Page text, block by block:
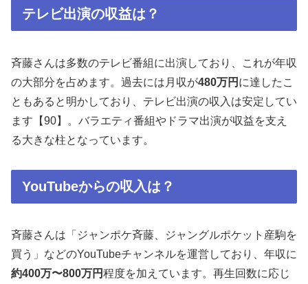
テレビ出演の収益は？
斉藤さんは多数のテレビ番組に出演しており、これが年収
の大部分を占めます。過去には月収が480万円 に達したこ
ともあると明かしており、テレビ出演の収入は安定してい
ます【90】。バラエティ番組やドラマ出演が収益を支え
る大きな柱となっています。
YouTubeからの収入は？
斉藤さんは「ジャンポケ斉藤、ジャングルポケット産駒を
買う」などのYouTubeチャンネルを運営しており、年収に
約400万〜800万円程度を加えています。再生回数に応じ